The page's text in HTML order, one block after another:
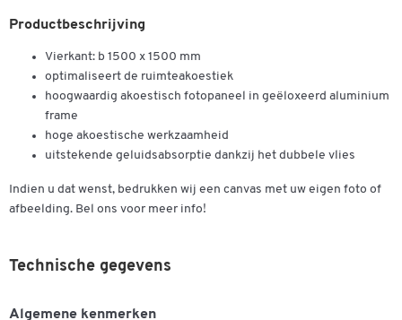
Productbeschrijving
Vierkant: b 1500 x 1500 mm
optimaliseert de ruimteakoestiek
hoogwaardig akoestisch fotopaneel in geëloxeerd aluminium
frame
hoge akoestische werkzaamheid
uitstekende geluidsabsorptie dankzij het dubbele vlies
Indien u dat wenst, bedrukken wij een canvas met uw eigen foto of
afbeelding. Bel ons voor meer info!
Technische gegevens
Algemene kenmerken